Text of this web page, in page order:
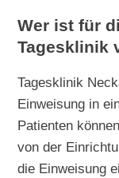
Wer ist für
Tagesklinik
Tagesklinik
Einweisung in
Patienten
von der
die Einweisung